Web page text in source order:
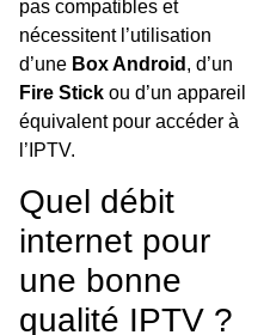
pas compatibles et
nécessitent l’utilisation
d’une Box Android , d’un
Fire Stick ou d’un appareil
équivalent pour accéder à
l’IPTV.
Quel débit
internet pour
une bonne
qualité IPTV ?